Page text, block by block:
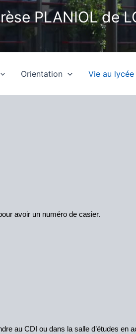
PLANIOL de
Orientation Vie au lycée
avoir un numéro de casier.
au CDI ou dans la salle d’études en